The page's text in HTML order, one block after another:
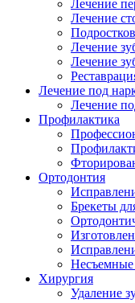
Лечение
Лечение
Лечение
Лечение
Лечение под
Лечение
Профилактика
Ортодонтия
Брекеты
Несъемные
Хирургия
Удаление